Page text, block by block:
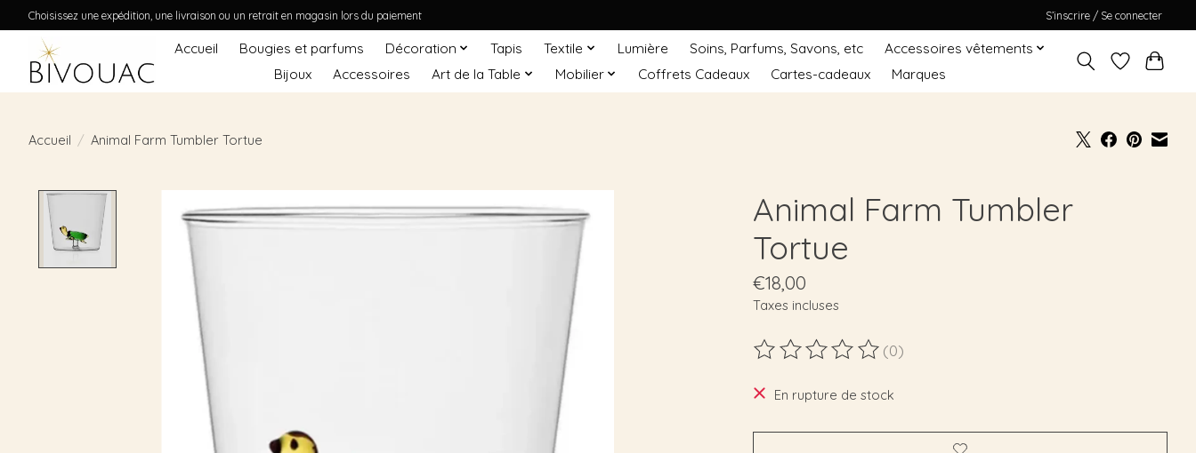
Choisissez une expédition, une livraison ou un retrait en magasin lors du paiement S’inscrire / Se connecter
Accueil Bougies et parfums Décoration Tapis Textile Lumière Soins, Parfums, Savons, etc
Accessoires vêtements
Bijoux
Accessoires Art de la Table Mobilier Coffrets Cadeaux Cartes-cadeaux Marques
Accueil / Animal Farm Tumbler Tortue
Animal Farm Tumbler
Tortue
€18,00
Taxes incluses
Ce produit est évalué à
(0)
En rupture de stock